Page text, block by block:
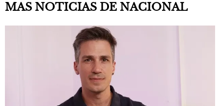
MAS NOTICIAS DE NACIONAL